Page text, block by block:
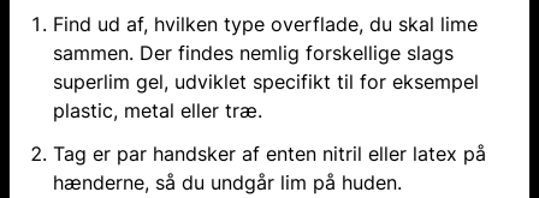
Find ud af, hvilken type overflade, du skal lime
sammen. Der findes nemlig forskellige slags
superlim gel, udviklet specifikt til for eksempel
plastic, metal eller træ.
Tag er par handsker af enten nitril eller latex på
hænderne, så du undgår lim på huden.